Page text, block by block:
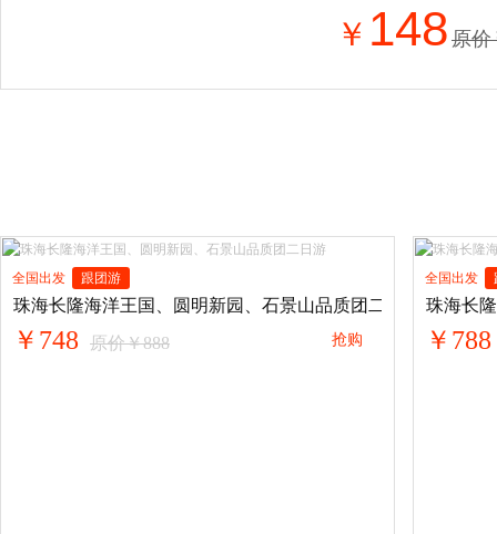
￥ 148 原价
全国出发 跟团游
珠海长隆海洋王国、圆明新园、石景山品质团二日游
￥748 原价￥888 抢购
全国出发
珠海长
￥788